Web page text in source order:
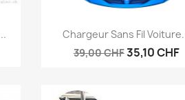
Anteprima
Chargeur Sans Fil
39,00 CHF35,10 CHF